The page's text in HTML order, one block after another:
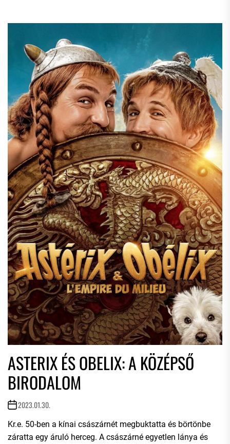
ASTERIX ÉS OBELIX: A KÖZÉPSŐ
BIRODALOM
2023.01.30.
Kr.e. 50-ben a kínai császárnét megbuktatta és börtönbe
záratta egy áruló herceg. A császárné egyetlen lánya és